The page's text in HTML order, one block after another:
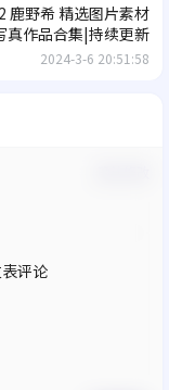
鹿野希 精选图片素材
真作品合集|持续更新
2024-3-6 20:51:58
评论